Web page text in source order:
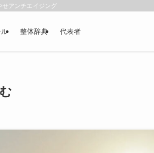
アンチエイジング
整体辞典 代表者